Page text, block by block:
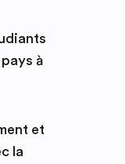
à
et
la